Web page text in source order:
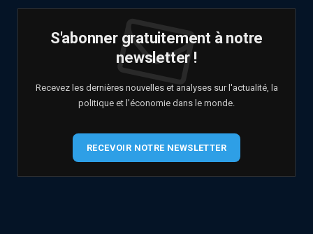
S'abonner gratuitement à notre
newsletter !
Recevez les dernières nouvelles et analyses sur l'actualité, la
politique et l'économie dans le monde.
RECEVOIR NOTRE NEWSLETTER